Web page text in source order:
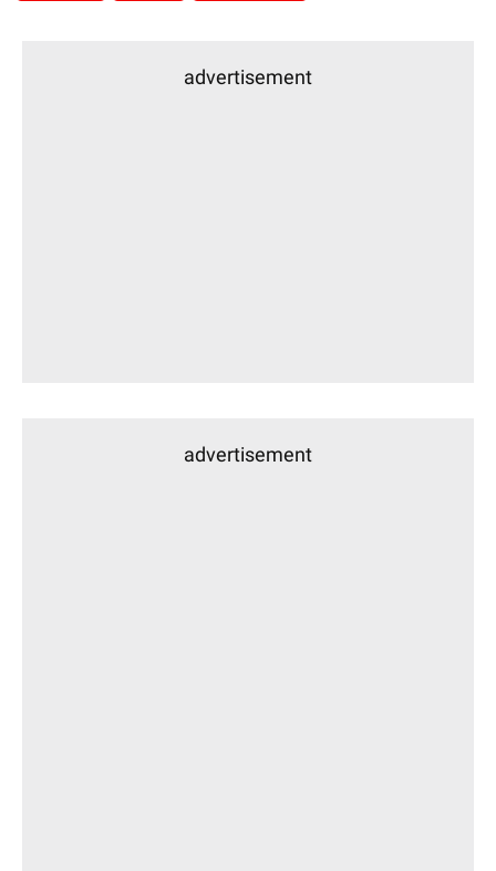
advertisement
advertisement